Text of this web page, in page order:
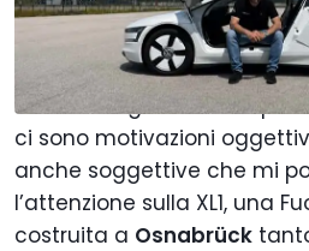
Il “valore di
stabilito seguendo sempre
ci sono motivazioni
anche soggettive che mi
l’attenzione sulla XL1, una
costruita a Osnabrück